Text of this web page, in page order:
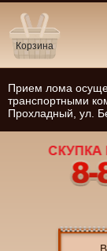
Корзина
Прием лома
транспортными
Прохладный, ул.